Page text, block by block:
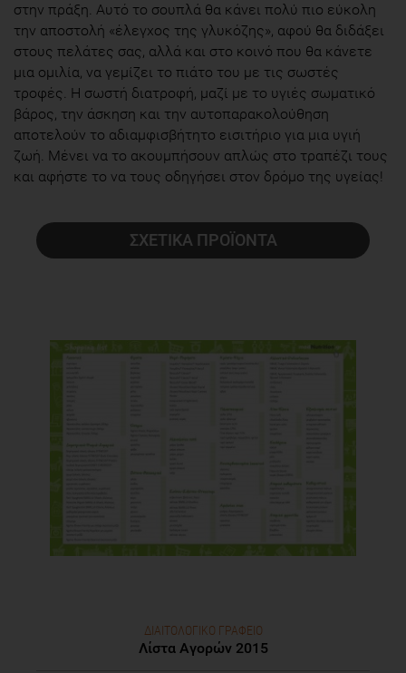
στην πράξη. Αυτό το σουπλά θα κάνει πολύ πιο εύκολη
την αποστολή «έλεγχος της γλυκόζης», αφού θα διδάξει
στους πελάτες σας, αλλά και στο κοινό που θα κάνετε
μια ομιλία, να γεμίζει το πιάτο του με τις σωστές
τροφές. Η σωστή διατροφή, μαζί με το υγιές σωματικό
βάρος, την άσκηση και την αυτοπαρακολούθηση
αποτελούν το αδιαμφισβήτητο εισιτήριο για μια υγιή
ζωή. Μένει να το ακουμπήσουν απλώς στο τραπέζι τους
και αφήστε το να τους οδηγήσει στον δρόμο της υγείας!
ΣΧΕΤΙΚΑ ΠΡΟΪΟΝΤΑ
ΔΙΑΙΤΟΛΟΓΙΚΟ ΓΡΑΦΕΙΟ
Λίστα Αγορών 2015